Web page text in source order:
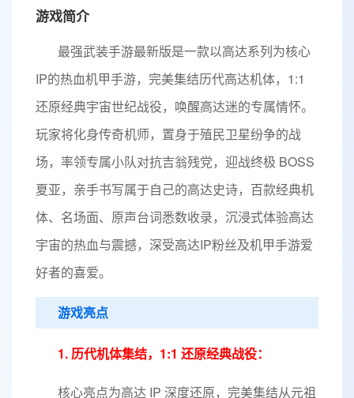
游戏简介
最强武装手游最新版是一款以高达系列为核心
IP的热血机甲手游，完美集结历代高达机体，1:1
还原经典宇宙世纪战役，唤醒高达迷的专属情怀。
玩家将化身传奇机师，置身于殖民卫星纷争的战
场，率领专属小队对抗吉翁残党，迎战终极 BOSS
夏亚，亲手书写属于自己的高达史诗，百款经典机
体、名场面、原声台词悉数收录，沉浸式体验高达
宇宙的热血与震撼，深受高达IP粉丝及机甲手游爱
好者的喜爱。
游戏亮点
1. 历代机体集结，1:1 还原经典战役：
核心亮点为高达 IP 深度还原，完美集结从元祖